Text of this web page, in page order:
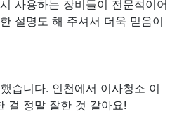
사용하는 장비들이 전문적이어
설명도 해 주셔서 더욱 믿음이
습니다. 인천에서 이사청소 이
걸 정말 잘한 것 같아요!